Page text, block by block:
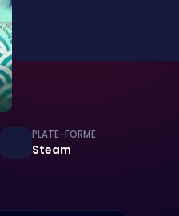
PLATE-FORME
Steam